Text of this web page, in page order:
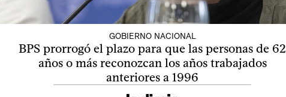
GOBIERNO NACIONAL
BPS prorrogó el plazo para que las personas de 62
años o más reconozcan los años trabajados
anteriores a 1996